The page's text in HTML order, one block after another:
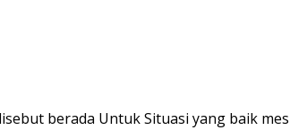
berada Untuk Situasi yang baik